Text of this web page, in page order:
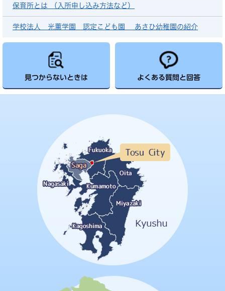
保育所とは （入所申し込み方法など）
学校法人 光薫学園 認定こども園 あさひ幼稚園の紹介
見つからないときは よくある質問と回答